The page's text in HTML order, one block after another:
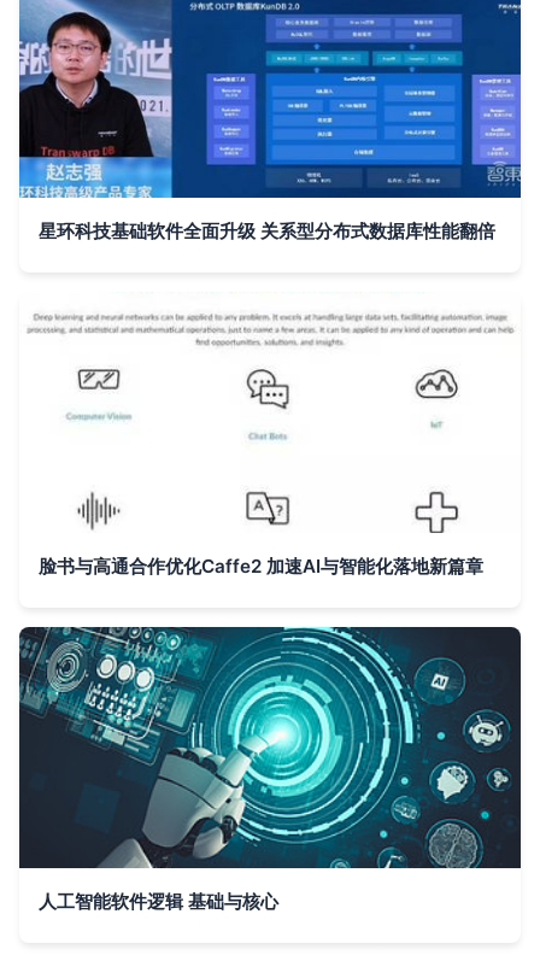
星环科技基础软件全面升级 关系型分布式数据库性能翻倍
脸书与高通合作优化Caffe2 加速AI与智能化落地新篇章
人工智能软件逻辑 基础与核心